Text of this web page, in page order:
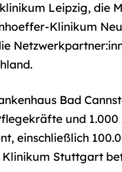
Leipzig, die
Klinikum
Bad
und
einschließlich
Klinikum Stuttgart